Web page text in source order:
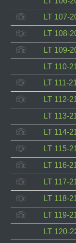
LT 107-
LT 108-
LT 109-
LT 110-
LT 111-
LT 112-
LT 113-
LT 114-
LT 115-
LT 116-
LT 117-
LT 118-
LT 119-
LT 120-